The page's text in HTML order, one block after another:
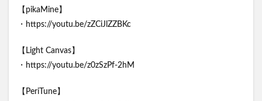
【pikaMine】
・https://youtu.be/zZCiJlZZBKc
【Light Canvas】
・https://youtu.be/z0zSzPf-2hM
【PeriTune】